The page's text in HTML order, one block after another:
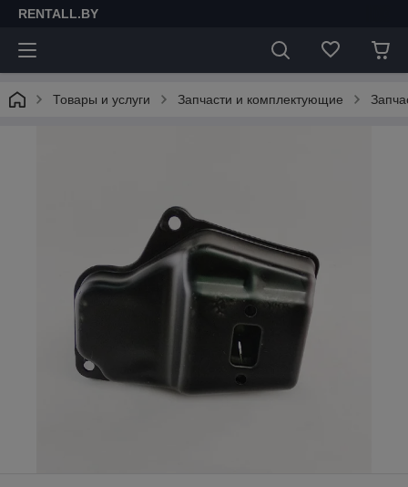
RENTALL.BY
Товары и услуги Запчасти и комплектующие